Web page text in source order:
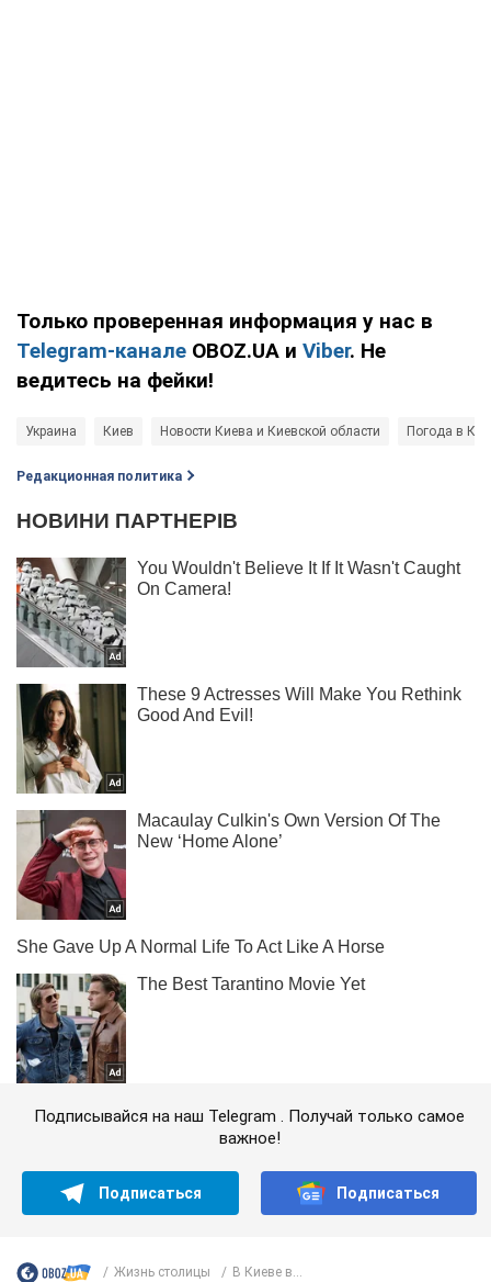
Только проверенная информация у нас в
Telegram-канале OBOZ.UA и Viber. Не
ведитесь на фейки!
Украина Киев Новости Киева и Киевской области Погода в
Редакционная политика
Подписывайся на наш Telegram . Получай только самое
важное!
Подписаться Подписаться
Жизнь столицы В Киеве в...